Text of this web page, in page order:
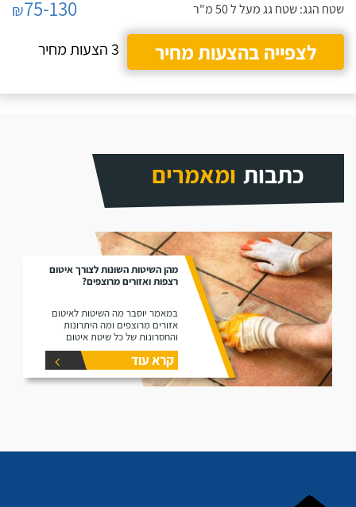
שטח הגג: שטח גג מעל ל 50 מ"ר ₪75-130
לצפייה בהצעות מחיר
3 הצעות מחיר
כתבות ומאמרים
מהן השיטות השונות לצורך איטום
רצפות ואזורים מרוצפים?
במאמר יוסבר מה השיטות לאיטום
אזורים מרוצפים ומה היתרונות
והחסרונות של כל שיטת איטום
רצפות
קרא עוד